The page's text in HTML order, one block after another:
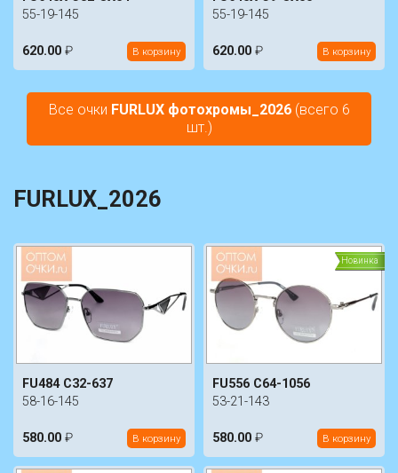
55-19-145
620.00 ₽ В корзину
55-19-145
620.00 ₽ В корзину
Все очки FURLUX фотохромы_2026(всего 6
шт.)
FURLUX_2026
FU484 C32-637
58-16-145
580.00 ₽ В корзину
Новинка
FU556 C64-1056
53-21-143
580.00 ₽ В корзину